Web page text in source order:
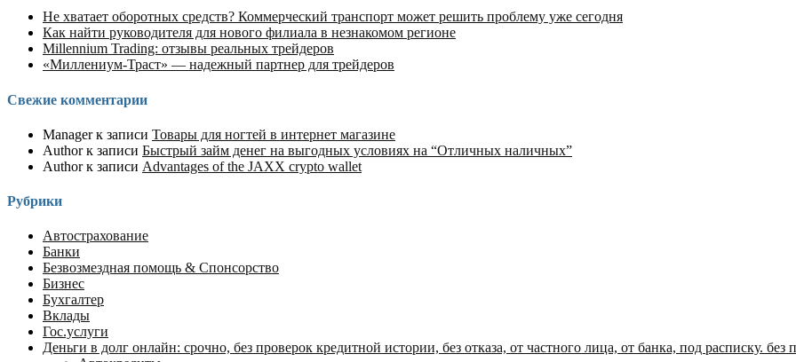
Не хватает оборотных средств? Коммерческий транспорт может решить проблему уже сегодня
Как найти руководителя для нового филиала в незнакомом регионе
Millennium Trading: отзывы реальных трейдеров
«Миллениум-Траст» — надежный партнер для трейдеров
Свежие комментарии
Managerк записи Товары для ногтей в интернет магазине
Authorк записи Быстрый займ денег на выгодных условиях на “Отличных наличных”
Authorк записи Advantages of the JAXX crypto wallet
Рубрики
Автострахование
Банки
Безвозмездная помощь & Спонсорство
Бизнес
Бухгалтер
Вклады
Гос.услуги
Деньги в долг онлайн: срочно, без проверок кредитной истории, без отказа, от частного лица, от банка, под расписку. без